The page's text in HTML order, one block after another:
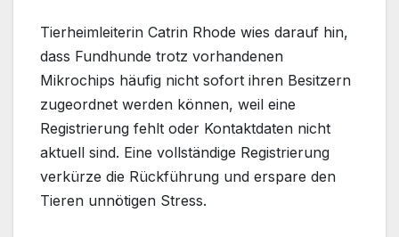
Tierheimleiterin Catrin Rhode wies darauf hin,
dass Fundhunde trotz vorhandenen
Mikrochips häufig nicht sofort ihren Besitzern
zugeordnet werden können, weil eine
Registrierung fehlt oder Kontaktdaten nicht
aktuell sind. Eine vollständige Registrierung
verkürze die Rückführung und erspare den
Tieren unnötigen Stress.